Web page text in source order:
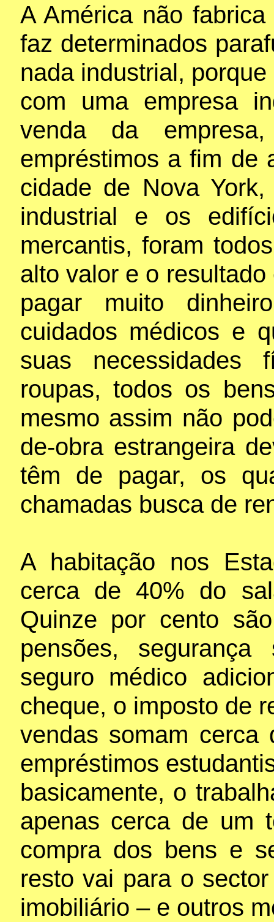
A América não
faz determinados
nada industrial,
com uma empresa
venda da
empréstimos a fim de
cidade de Nova
industrial e os
mercantis, foram
alto valor e o
pagar muito
cuidados médicos e
suas necessidades
roupas, todos os
mesmo assim não
de-obra estrangeira
têm de pagar, os
chamadas busca de
A habitação nos
cerca de 40% do
Quinze por cento
pensões,
seguro médico
cheque, o imposto de
vendas somam
empréstimos
basicamente, o
apenas cerca de um
compra dos bens e
resto vai para o
imobiliário – e outros